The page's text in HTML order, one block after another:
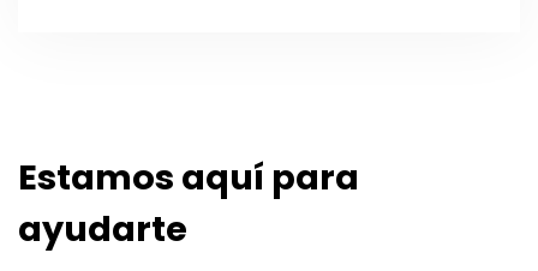
Estamos aquí para
ayudarte